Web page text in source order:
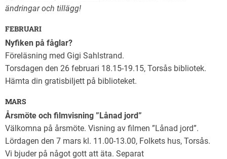
ändringaroch tillägg!
FEBRUARI
Nyfiken på fåglar?
Föreläsning med Gigi Sahlstrand.
Torsdagen den 26 februari 18.15-19.15, Torsås bibliotek.
Hämta din gratisbiljett på biblioteket.
MARS
Årsmöte och filmvisning ”Lånad jord”
Välkomna på årsmöte. Visning av filmen ”Lånad jord”.
Lördagen den 7 mars kl. 11.00-13.00, Folkets hus, Torsås.
Vi bjuder på något gott att äta. Separat